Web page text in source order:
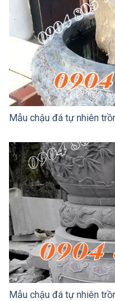
Mẫu chậu đá tự nhiên
Mẫu chậu đá tự nhiên